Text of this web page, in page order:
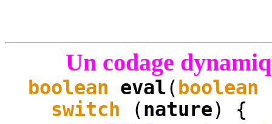
Un codage
boolean eval( boolean
switch (nature) {